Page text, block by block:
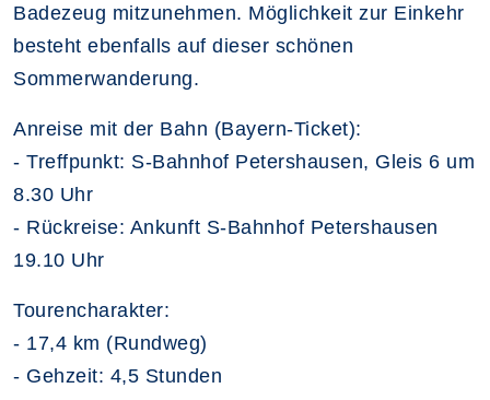
Badezeug mitzunehmen. Möglichkeit zur Einkehr
besteht ebenfalls auf dieser schönen
Sommerwanderung.
Anreise mit der Bahn (Bayern-Ticket):
- Treffpunkt: S-Bahnhof Petershausen, Gleis 6 um
8.30 Uhr
- Rückreise: Ankunft S-Bahnhof Petershausen
19.10 Uhr
Tourencharakter:
- 17,4 km (Rundweg)
- Gehzeit: 4,5 Stunden